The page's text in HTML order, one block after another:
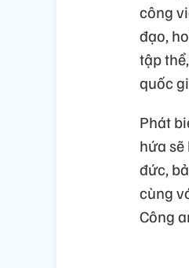
công
đạo,
tập
quốc
Phát
hứa
đức,
cùng
Công